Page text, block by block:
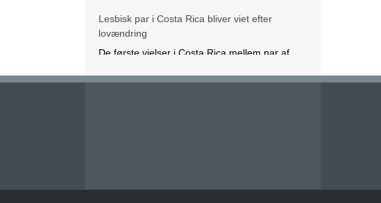
Lesbisk par i Costa Rica bliver viet efter
lovændring
De første vielser i Costa Rica mellem par af
BBC. Dermed er Costa Rica det første